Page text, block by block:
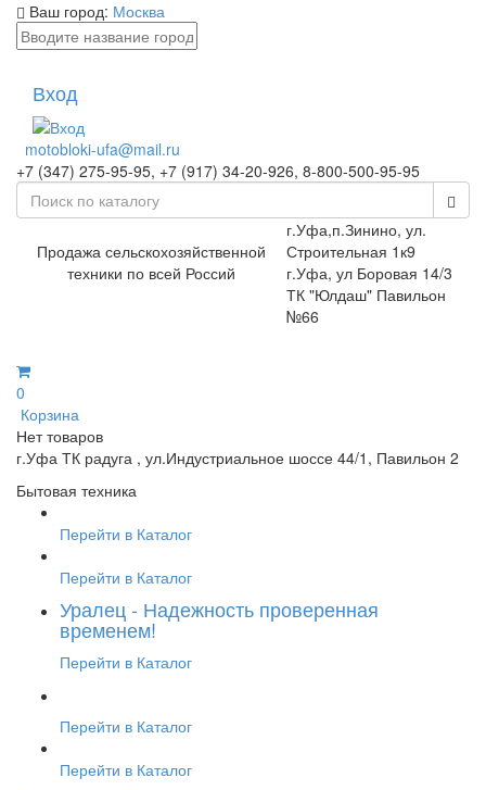
Ваш город: Москва
Вход
motobloki-ufa@mail.ru
+7 (347) 275-95-95, +7 (917) 34-20-926, 8-800-500-95-95
Продажа сельскохозяйственной
техники по всей Россий
г.Уфа,п.Зинино, ул.
Строительная 1к9
г.Уфа, ул Боровая 14/3
ТК "Юлдаш" Павильон
№66
0
Корзина
Нет товаров
г.Уфа ТК радуга , ул.Индустриальное шоссе 44/1, Павильон 2
Бытовая техника
Перейти в Каталог
Перейти в Каталог
Уралец - Надежность проверенная
временем!
Перейти в Каталог
Перейти в Каталог
Перейти в Каталог